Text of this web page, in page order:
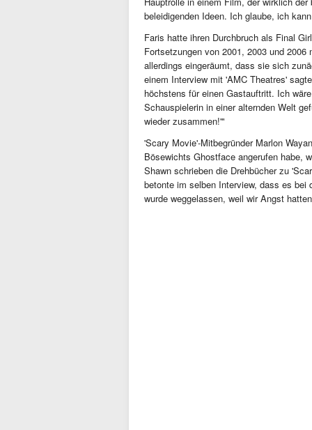
beleidigenden Ideen. Ich glaube, ich
Faris hatte ihren Durchbruch als Final
Fortsetzungen von 2001, 2003 und
allerdings eingeräumt, dass sie sich
einem Interview mit 'AMC Theatres'
höchstens für einen Gastauftritt. Ich
Schauspielerin in einer alternden Welt
wieder zusammen!'"
'Scary Movie'-Mitbegründer Marlon
Bösewichts Ghostface angerufen habe,
Shawn schrieben die Drehbücher zu
betonte im selben Interview, dass es bei
wurde weggelassen, weil wir Angst